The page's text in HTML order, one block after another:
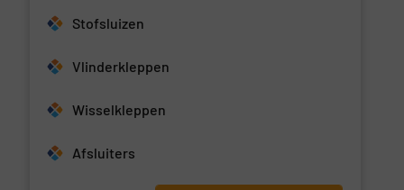
Stofsluizen
Vlinderkleppen
Wisselkleppen
Afsluiters